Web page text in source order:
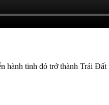
hành tinh đỏ trở thành Trái